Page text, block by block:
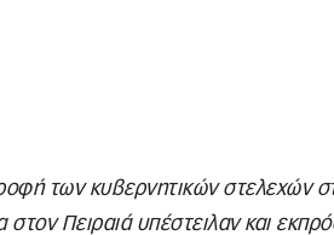
των κυβερνητικών στελεχών
Πειραιά υπέστειλαν και